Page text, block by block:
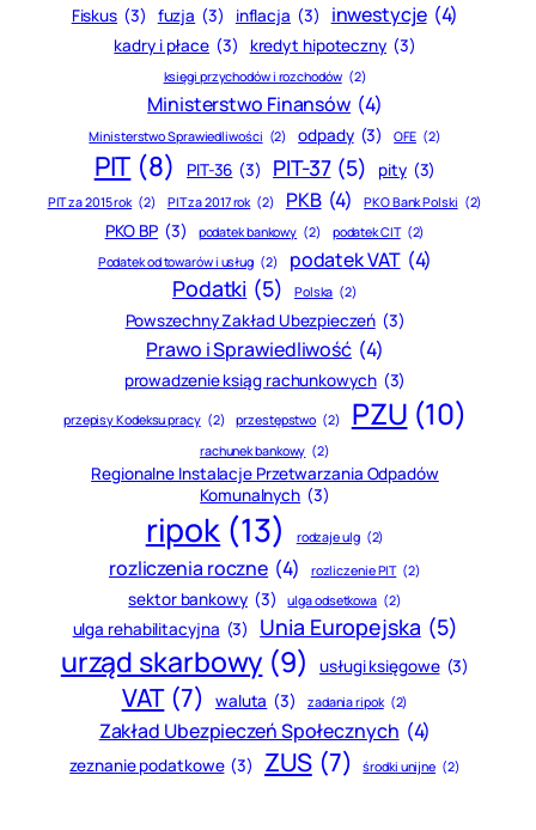
Fiskus (3) fuzja (3) inflacja (3) inwestycje (4)
kadry i płace (3) kredyt hipoteczny (3)
księgi przychodów i rozchodów (2)
Ministerstwo Finansów (4)
Ministerstwo Sprawiedliwości (2) odpady (3) OFE (2)
PIT (8) PIT-36 (3) PIT-37 (5) pity (3)
PIT za 2015 rok (2) PIT za 2017 rok (2) PKB (4) PKO Bank Polski (2)
PKO BP (3) podatek bankowy (2) podatek CIT (2)
Podatek od towarów i usług (2) podatek VAT (4)
Podatki (5) Polska (2)
Powszechny Zakład Ubezpieczeń (3)
Prawo i Sprawiedliwość (4)
prowadzenie ksiąg rachunkowych (3)
przepisy Kodeksu pracy (2) przestępstwo (2) PZU (10)
rachunek bankowy (2)
Regionalne Instalacje Przetwarzania Odpadów
Komunalnych (3)
ripok (13) rodzaje ulg (2)
rozliczenia roczne (4) rozliczenie PIT (2)
sektor bankowy (3) ulga odsetkowa (2)
ulga rehabilitacyjna (3) Unia Europejska (5)
urząd skarbowy (9) usługi księgowe (3)
VAT (7) waluta (3) zadania ripok (2)
Zakład Ubezpieczeń Społecznych (4)
zeznanie podatkowe (3) ZUS (7) środki unijne (2)